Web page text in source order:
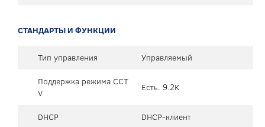
СТАНДАРТЫ И ФУНКЦИИ
Тип управления
Управляемый
Поддержка режима CCT
V
Есть. 9.2K
DHCP
DHCP-клиент